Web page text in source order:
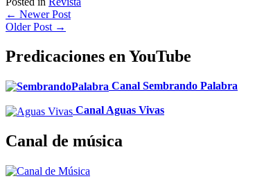
← Newer Post
Older Post →
Predicaciones en YouTube
Canal Sembrando Palabra
Canal Aguas Vivas
Canal de música